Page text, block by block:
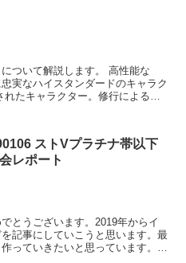
ついて解説します。 高性能な
実なハイスタンダードのキャラク
たキャラクター。修行による傷
ストVプラチナ帯以下
レポート
とうございます。2019年からイ
記事にしていこうと思います。最
っていきたいと思っています。宜